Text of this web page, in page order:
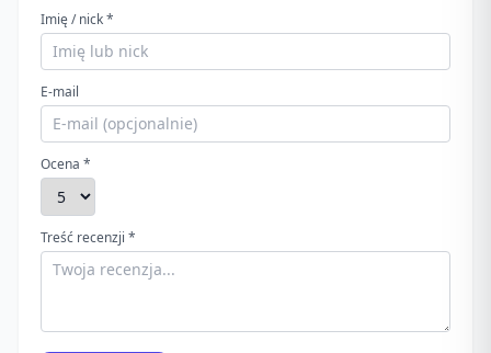
Imię / nick *
E-mail
Ocena *
Treść recenzji *